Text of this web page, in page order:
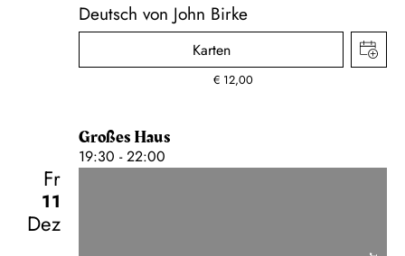
Deutsch von John Birke
Karten
€ 12,00
Großes Haus
19:30 - 22:00
Fr
11
Dez